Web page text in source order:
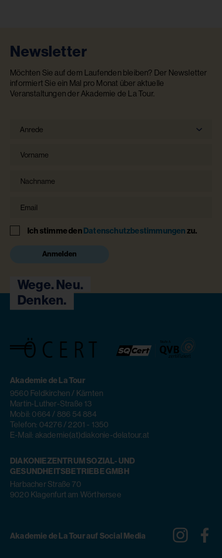
Newsletter
Möchten Sie auf dem Laufenden bleiben? Der Newsletter
informiert Sie ein Mal pro Monat über aktuelle
Veranstaltungen der Akademie de La Tour.
Anrede
Hinweis
Ich stimme denDatenschutzbestimmungenzu.
Anmelden
Wege. Neu.
Denken.
Akademie de La Tour
9560 Feldkirchen / Kärnten
Martin-Luther-Straße 13
Mobil: 0664 / 886 54 884
Telefon: 04276 / 2201 - 1350
E-Mail: akademie(at)diakonie-delatour.at
DIAKONIEZENTRUM SOZIAL- UND
GESUNDHEITSBETRIEBE GMBH
Harbacher Straße 70
9020 Klagenfurt am Wörthersee
Akademie de La Tour auf Social Media